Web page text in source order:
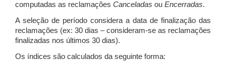
computadas as reclamações Canceladas ou Encerradas.
A seleção de período considera a data de finalização das
reclamações (ex: 30 dias – consideram-se as reclamações
finalizadas nos últimos 30 dias).
Os índices são calculados da seguinte forma: